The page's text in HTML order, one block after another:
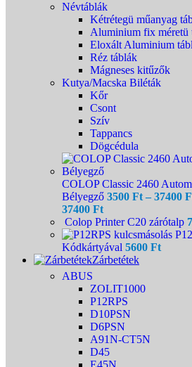
Névtáblák
Kétrétegü műanyag
Aluminium fix méretü
Eloxált Aluminium
Réz táblák
Mágneses kitűzők
Kutya/Macska Biléták
Kőr
Csont
Szív
Tappancs
Dögcédula
COLOP Classic 2460
Bélyegző 3500 Ft – 37400
37400 Ft
Colop Printer C20 zárótalp
Kódkártyával 5600 Ft
Zárbetétek
ABUS
ZOLIT1000
P12RPS
D10PSN
D6PSN
A91N-CT5N
D45
E45N